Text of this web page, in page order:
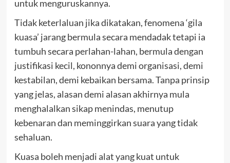
untuk menguruskannya.
Tidak keterlaluan jika dikatakan, fenomena ‘gila
kuasa’ jarang bermula secara mendadak tetapi ia
tumbuh secara perlahan-lahan, bermula dengan
justifikasi kecil, kononnya demi organisasi, demi
kestabilan, demi kebaikan bersama. Tanpa prinsip
yang jelas, alasan demi alasan akhirnya mula
menghalalkan sikap menindas, menutup
kebenaran dan meminggirkan suara yang tidak
sehaluan.
Kuasa boleh menjadi alat yang kuat untuk